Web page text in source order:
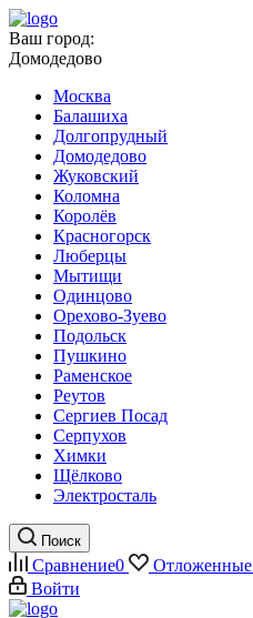
Ваш город:
Домодедово
Москва
Балашиха
Долгопрудный
Домодедово
Жуковский
Коломна
Королёв
Красногорск
Люберцы
Мытищи
Одинцово
Орехово-Зуево
Подольск
Пушкино
Раменское
Реутов
Сергиев Посад
Серпухов
Химки
Щёлково
Электросталь
Поиск
Сравнение0 Отложенные
Войти